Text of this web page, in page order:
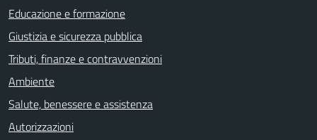
Educazione e formazione
Giustizia e sicurezza pubblica
Tributi, finanze e contravvenzioni
Ambiente
Salute, benessere e assistenza
Autorizzazioni